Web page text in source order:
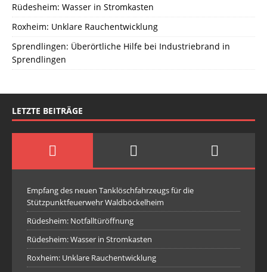
Rüdesheim: Wasser in Stromkasten
Roxheim: Unklare Rauchentwicklung
Sprendlingen: Überörtliche Hilfe bei Industriebrand in
Sprendlingen
LETZTE BEITRÄGE
Empfang des neuen Tanklöschfahrzeugs für die
Stützpunktfeuerwehr Waldböckelheim
Rüdesheim: Notfalltüröffnung
Rüdesheim: Wasser in Stromkasten
Roxheim: Unklare Rauchentwicklung